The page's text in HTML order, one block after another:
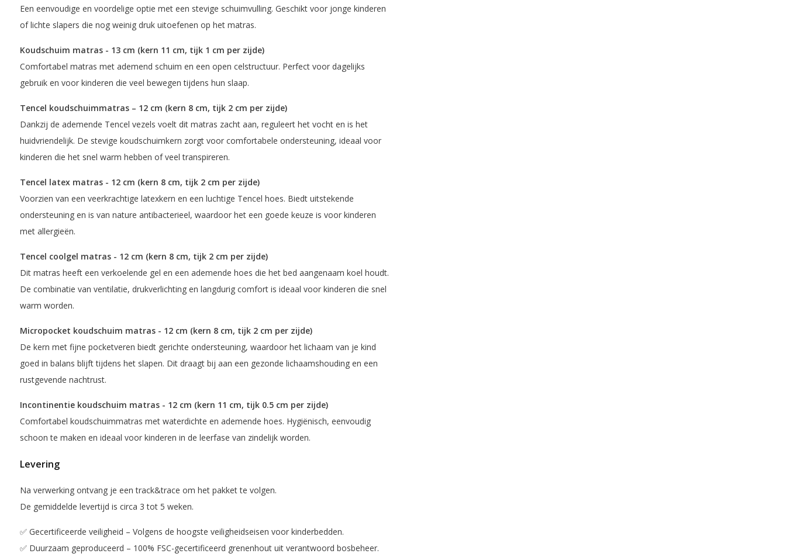
Een eenvoudige en voordelige optie met een stevige schuimvulling. Geschikt voor jonge kinderen
of lichte slapers die nog weinig druk uitoefenen op het matras.
Koudschuim matras - 13 cm (kern 11 cm, tijk 1 cm per zijde)
Comfortabel matras met ademend schuim en een open celstructuur. Perfect voor dagelijks
gebruik en voor kinderen die veel bewegen tijdens hun slaap.
Tencel koudschuimmatras – 12 cm (kern 8 cm, tijk 2 cm per zijde)
Dankzij de ademende Tencel vezels voelt dit matras zacht aan, reguleert het vocht en is het
huidvriendelijk. De stevige koudschuimkern zorgt voor comfortabele ondersteuning, ideaal voor
kinderen die het snel warm hebben of veel transpireren.
Tencel latex matras - 12 cm (kern 8 cm, tijk 2 cm per zijde)
Voorzien van een veerkrachtige latexkern en een luchtige Tencel hoes. Biedt uitstekende
ondersteuning en is van nature antibacterieel, waardoor het een goede keuze is voor kinderen
met allergieën.
Tencel coolgel matras - 12 cm (kern 8 cm, tijk 2 cm per zijde)
Dit matras heeft een verkoelende gel en een ademende hoes die het bed aangenaam koel houdt.
De combinatie van ventilatie, drukverlichting en langdurig comfort is ideaal voor kinderen die snel
warm worden.
Micropocket koudschuim matras - 12 cm (kern 8 cm, tijk 2 cm per zijde)
De kern met fijne pocketveren biedt gerichte ondersteuning, waardoor het lichaam van je kind
goed in balans blijft tijdens het slapen. Dit draagt bij aan een gezonde lichaamshouding en een
rustgevende nachtrust.
Incontinentie koudschuim matras - 12 cm (kern 11 cm, tijk 0.5 cm per zijde)
Comfortabel koudschuimmatras met waterdichte en ademende hoes. Hygiënisch, eenvoudig
schoon te maken en ideaal voor kinderen in de leerfase van zindelijk worden.
Levering
Na verwerking ontvang je een track&trace om het pakket te volgen.
De gemiddelde levertijd is circa 3 tot 5 weken.
✅ Gecertificeerde veiligheid – Volgens de hoogste veiligheidseisen voor kinderbedden.
✅ Duurzaam geproduceerd – 100% FSC-gecertificeerd grenenhout uit verantwoord bosbeheer.